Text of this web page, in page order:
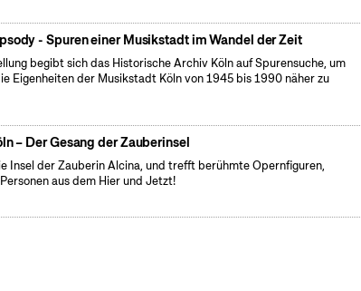
- Spuren einer Musikstadt im Wandel der Zeit
begibt sich das Historische Archiv Köln auf Spurensuche, um
Eigenheiten der Musikstadt Köln von 1945 bis 1990 näher zu
– Der Gesang der Zauberinsel
Insel der Zauberin Alcina, und trefft berühmte Opernfiguren,
aus dem Hier und Jetzt!